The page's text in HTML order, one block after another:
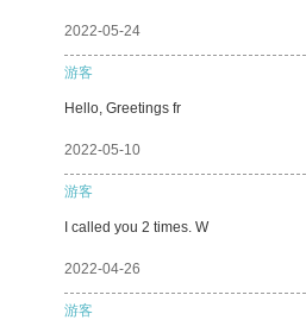
2022-05-24
游客
Hello, Greetings fr
2022-05-10
游客
I called you 2 times. W
2022-04-26
游客